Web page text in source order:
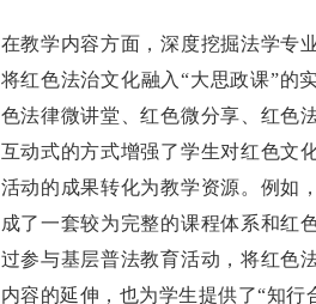
在教学内容方面，深度挖掘法学专
将红色法治文化融入“大思政课”的
色法律微讲堂、红色微分享、红色
互动式的方式增强了学生对红色文
活动的成果转化为教学资源。例如
成了一套较为完整的课程体系和红
过参与基层普法教育活动，将红色
内容的延伸，也为学生提供了“知行